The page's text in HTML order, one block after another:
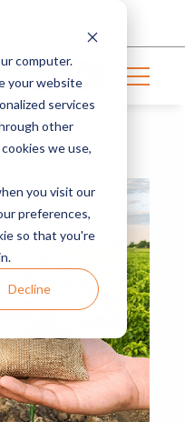
computer.
your website
services
other
we use,
you visit our
preferences,
so that you're
Decline
Contáctanos